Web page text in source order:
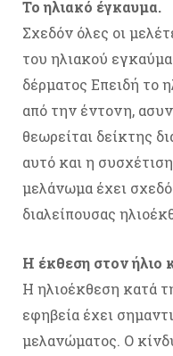
To ηλιακό έγκαυμα.
Σχεδόν όλες οι
του ηλιακού
δέρματος Επειδή το
από την έντονη,
θεωρείται δείκτης
αυτό και η
μελάνωμα έχει
διαλείπουσας
Η έκθεση στον ήλιο
Η ηλιοέκθεση κατά
εφηβεία έχει
μελανώματος. Ο